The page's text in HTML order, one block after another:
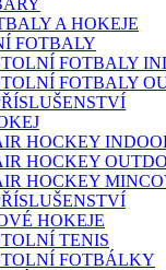
A HOKEJE
FOTBALY
FOTBALY
FOTBALY
HOCKEY
HOCKEY
HOCKEY
HOKEJE
TENIS
FOTBÁLKY